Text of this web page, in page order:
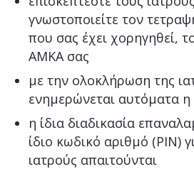
γνωστοποιείτε τον
που σας έχει χορηγηθεί,
ΑΜΚΑ σας
με την ολοκλήρωση της
ενημερώνεται αυτόματα
η ίδια διαδικασία
ίδιο κωδικό αριθμό (PIN)
ιατρούς απαιτούνται